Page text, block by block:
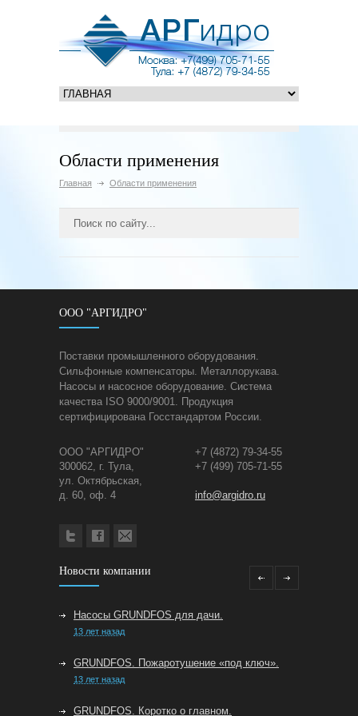
Области применения
Главная Области применения
ООО "АРГИДРО"
Поставки промышленного оборудования.
Сильфонные компенсаторы. Металлорукава.
Насосы и насосное оборудование. Система
качества ISO 9000/9001. Продукция
сертифицирована Госстандартом России.
ООО "АРГИДРО"
+7 (4872) 79-34-55
300062, г. Тула,
+7 (499) 705-71-55
ул. Октябрьская,
д. 60, оф. 4
info@argidro.ru
Новости компании
Насосы GRUNDFOS для дачи.
13 лет назад
GRUNDFOS. Пожаротушение «под ключ».
13 лет назад
GRUNDFOS. Коротко о главном.